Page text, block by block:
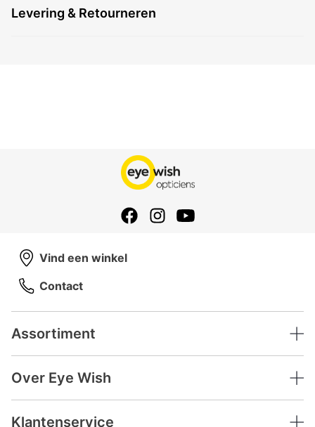
Levering & Retourneren
Assortiment
Over Eye Wish
Klantenservice
Vind een winkel
Contact